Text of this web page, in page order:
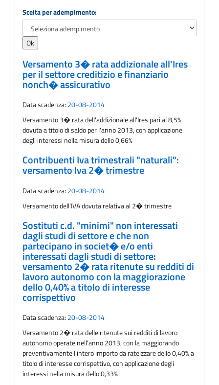
Adempimento
Scelta per adempimento:
Versamento 3� rata addizionale all'Ires
per il settore creditizio e finanziario
nonch� assicurativo
Data scadenza: 20-08-2014
Versamento 3� rata dell'addizionale all'Ires pari al 8,5%
dovuta a titolo di saldo per l'anno 2013, con applicazione
degli interessi nella misura dello 0,66%
Contribuenti Iva trimestrali "naturali":
versamento Iva 2� trimestre
Data scadenza: 20-08-2014
Versamento dell'IVA dovuta relativa al 2� trimestre
Sostituti c.d. "minimi" non interessati
dagli studi di settore e che non
partecipano in societ� e/o enti
interessati dagli studi di settore:
versamento 2� rata ritenute su redditi di
lavoro autonomo con la maggiorazione
dello 0,40% a titolo di interesse
corrispettivo
Data scadenza: 20-08-2014
Versamento 2� rata delle ritenute sui redditi di lavoro
autonomo operate nell'anno 2013, con la maggiorando
preventivamente l'intero importo da rateizzare dello 0,40% a
titolo di interesse corrispettivo, con applicazione degli
interessi nella misura dello 0,33%